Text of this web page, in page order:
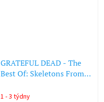
GRATEFUL DEAD - The
Best Of: Skeletons From
1 - 3 týdny